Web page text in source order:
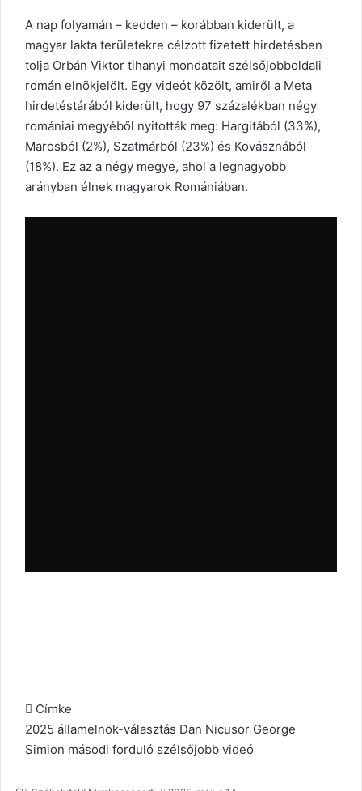
A nap folyamán – kedden – korábban kiderült, a
magyar lakta területekre célzott fizetett hirdetésben
tolja Orbán Viktor tihanyi mondatait szélsőjobboldali
román elnökjelölt. Egy videót közölt, amiről a Meta
hirdetéstárából kiderült, hogy 97 százalékban négy
romániai megyéből nyitották meg: Hargitából (33%),
Marosból (2%), Szatmárból (23%) és Kovásznából
(18%). Ez az a négy megye, ahol a legnagyobb
arányban élnek magyarok Romániában.
Címke
2025 államelnök-választás Dan Nicusor George
Simion másodi forduló szélsőjobb videó